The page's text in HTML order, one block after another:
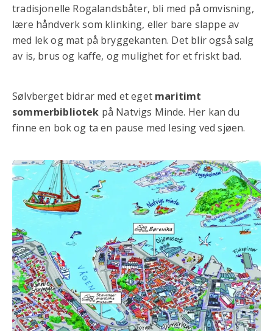
tradisjonelle Rogalandsbåter, bli med på omvisning,
lære håndverk som klinking, eller bare slappe av
med lek og mat på bryggekanten. Det blir også salg
av is, brus og kaffe, og mulighet for et friskt bad.
Sølvberget bidrar med et eget maritimt
sommerbibliotek på Natvigs Minde. Her kan du
finne en bok og ta en pause med lesing ved sjøen.